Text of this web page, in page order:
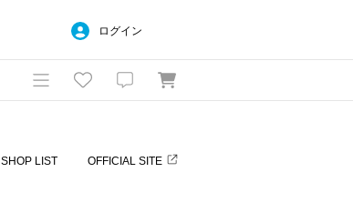
ログイン
SHOP LIST OFFICIAL SITE